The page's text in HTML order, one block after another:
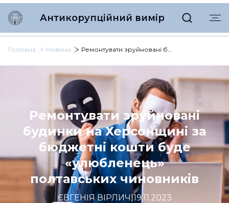
Антикорупційний вимір
Головна Новини Ремонтувати зруйновані будинки на Херсонщині за бюджетні кошти буде «улюбленець» полтавських чиновників
Ремонтувати зруйновані
будинки на Херсонщині за
бюджетні кошти буде
«улюбленець»
полтавських чиновників
ЄВГЕНІЯ ВІРЛИЧ|19.11.2023